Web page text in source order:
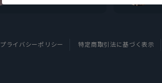
プライバシーポリシー 特定商取引法に基づく表示